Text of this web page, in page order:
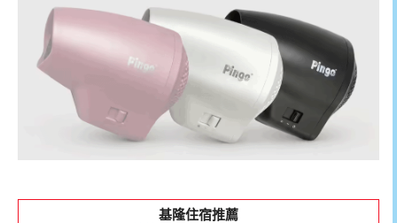
基隆住宿推薦